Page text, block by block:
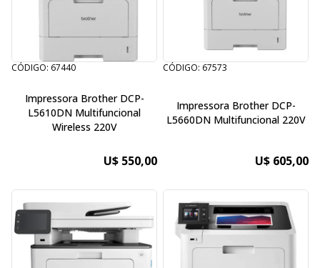
CÓDIGO: 67440
Impressora Brother DCP-
L5610DN Multifuncional
Wireless 220V
U$ 550,00
CÓDIGO: 67573
Impressora Brother DCP-
L5660DN Multifuncional 220V
U$ 605,00